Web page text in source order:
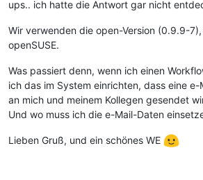
ups.. ich hatte die Antwort gar nicht
Wir verwenden die open-Version (0.9.9-
openSUSE.
Was passiert denn, wenn ich einen
ich das im System einrichten, dass eine
an mich und meinem Kollegen gesendet
Und wo muss ich die e-Mail-Daten
Lieben Gruß, und ein schönes WE